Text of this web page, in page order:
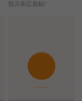
獣兵衛忍風帖/